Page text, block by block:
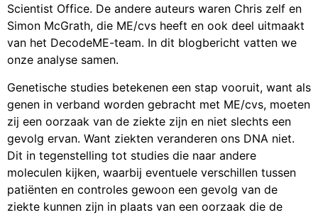
Scientist Office. De andere auteurs waren Chris zelf en
Simon McGrath, die ME/cvs heeft en ook deel uitmaakt
van het DecodeME-team. In dit blogbericht vatten we
onze analyse samen.
Genetische studies betekenen een stap vooruit, want als
genen in verband worden gebracht met ME/cvs, moeten
zij een oorzaak van de ziekte zijn en niet slechts een
gevolg ervan. Want ziekten veranderen ons DNA niet.
Dit in tegenstelling tot studies die naar andere
moleculen kijken, waarbij eventuele verschillen tussen
patiënten en controles gewoon een gevolg van de
ziekte kunnen zijn in plaats van een oorzaak die de